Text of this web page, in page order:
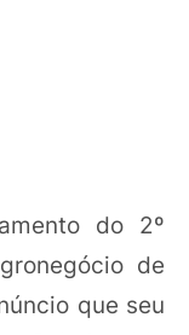
do 2º
de
que seu